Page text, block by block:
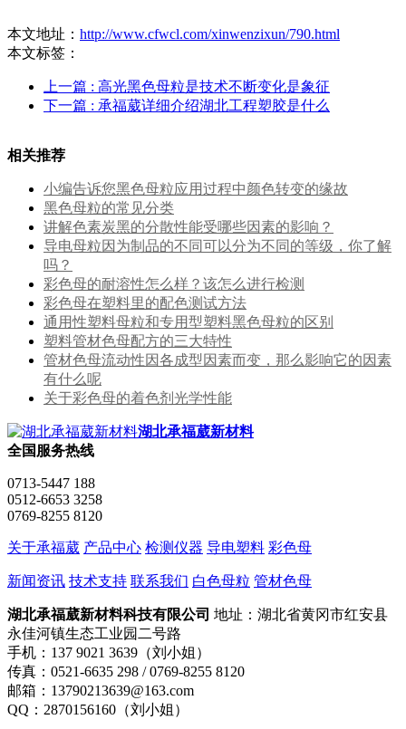
本文地址： http://www.cfwcl.com/xinwenzixun/790.html
本文标签：
上一篇 : 高光黑色母粒是技术不断变化是象征
下一篇 : 承福葳详细介绍湖北工程塑胶是什么
相关推荐
小编告诉您黑色母粒应用过程中颜色转变的缘故
黑色母粒的常见分类
讲解色素炭黑的分散性能受哪些因素的影响？
导电母粒因为制品的不同可以分为不同的等级，你了解
吗？
彩色母的耐溶性怎么样？该怎么进行检测
彩色母在塑料里的配色测试方法
通用性塑料母粒和专用型塑料黑色母粒的区别
塑料管材色母配方的三大特性
管材色母流动性因各成型因素而变，那么影响它的因素
有什么呢
关于彩色母的着色剂光学性能
湖北承福葳新材料
全国服务热线
0713-5447 188
0512-6653 3258
0769-8255 8120
关于承福葳 产品中心 检测仪器 导电塑料 彩色母
新闻资讯 技术支持 联系我们 白色母粒 管材色母
湖北承福葳新材料科技有限公司 地址：湖北省黄冈市红安县
永佳河镇生态工业园二号路
手机：137 9021 3639（刘小姐）
传真：0521-6635 298 / 0769-8255 8120
邮箱：13790213639@163.com
QQ：2870156160（刘小姐）